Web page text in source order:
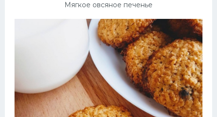
Мягкое овсяное печенье